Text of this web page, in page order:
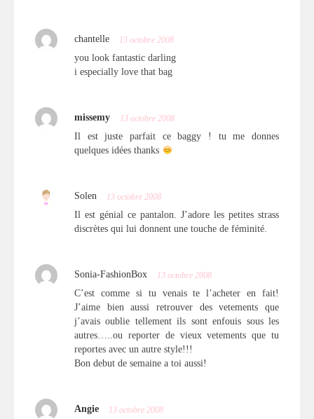
chantelle 13 octobre 2008
you look fantastic darling
i especially love that bag
missemy 13 octobre 2008
Il est juste parfait ce baggy ! tu me donnes
quelques idées thanks
Solen 13 octobre 2008
Il est génial ce pantalon. J’adore les petites strass
discrètes qui lui donnent une touche de féminité.
Sonia-FashionBox 13 octobre 2008
C’est comme si tu venais te l’acheter en fait!
J’aime bien aussi retrouver des vetements que
j’avais oublie tellement ils sont enfouis sous les
autres…..ou reporter de vieux vetements que tu
reportes avec un autre style!!!
Bon debut de semaine a toi aussi!
Angie 13 octobre 2008